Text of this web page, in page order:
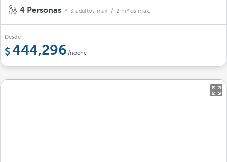
4 Personas 3 adultos máx. / 2 niños máx.
Desde
444,296 /noche